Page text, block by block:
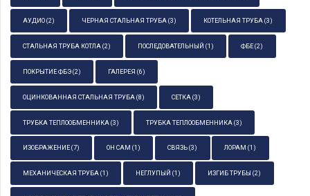
АУДИО (2) ЧЕРНАЯ СТАЛЬНАЯ ТРУБА (3) КОТЕЛЬНАЯ ТРУБА (3)
СТАЛЬНАЯ ТРУБА КОТЛА (2) ПОСЛЕДОВАТЕЛЬНЫЙ (1) ФБЕ (2)
ПОКРЫТИЕ ФБЭ (2) ГАЛЕРЕЯ (6)
ОЦИНКОВАННАЯ СТАЛЬНАЯ ТРУБА (8) СЕТКА (3)
ТРУБКА ТЕПЛООБМЕННИКА (3) ТРУБКА ТЕПЛООБМЕННИКА (3)
ИЗОБРАЖЕНИЕ(7) ОН САМ (1) СВЯЗЬ (3) ЛОРАМ (1)
МЕХАНИЧЕСКАЯ ТРУБА (1) НЕГЛУПЫЙ (1) ИЗГИБ ТРУБЫ (2)